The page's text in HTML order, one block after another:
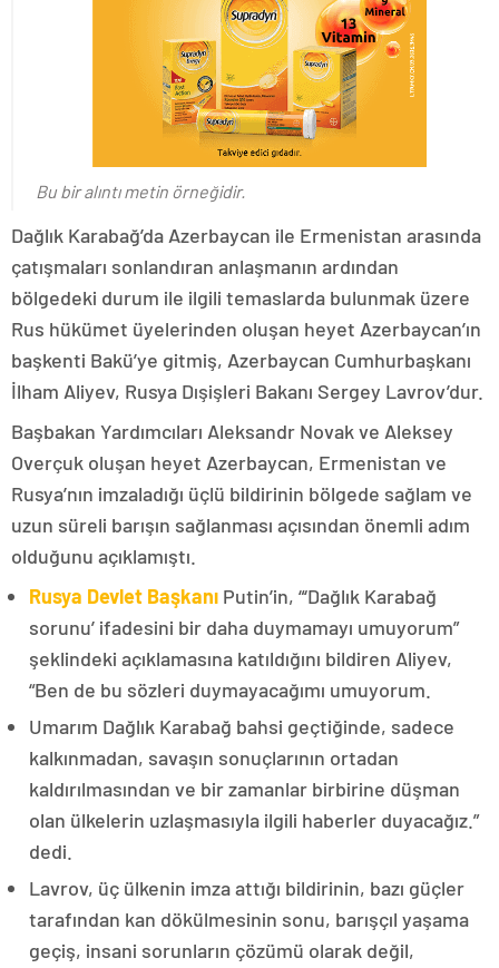
Bu bir alıntı metin örneğidir.
Dağlık Karabağ’da Azerbaycan ile Ermenistan arasında
çatışmaları sonlandıran anlaşmanın ardından
bölgedeki durum ile ilgili temaslarda bulunmak üzere
Rus hükümet üyelerinden oluşan heyet Azerbaycan’ın
başkenti Bakü’ye gitmiş, Azerbaycan Cumhurbaşkanı
İlham Aliyev, Rusya Dışişleri Bakanı Sergey Lavrov’dur.
Başbakan Yardımcıları Aleksandr Novak ve Aleksey
Overçuk oluşan heyet Azerbaycan, Ermenistan ve
Rusya’nın imzaladığı üçlü bildirinin bölgede sağlam ve
uzun süreli barışın sağlanması açısından önemli adım
olduğunu açıklamıştı.
Rusya Devlet Başkanı Putin’in, “‘Dağlık Karabağ
sorunu’ ifadesini bir daha duymamayı umuyorum”
şeklindeki açıklamasına katıldığını bildiren Aliyev,
“Ben de bu sözleri duymayacağımı umuyorum.
Umarım Dağlık Karabağ bahsi geçtiğinde, sadece
kalkınmadan, savaşın sonuçlarının ortadan
kaldırılmasından ve bir zamanlar birbirine düşman
olan ülkelerin uzlaşmasıyla ilgili haberler duyacağız.”
dedi.
Lavrov, üç ülkenin imza attığı bildirinin, bazı güçler
tarafından kan dökülmesinin sonu, barışçıl yaşama
geçiş, insani sorunların çözümü olarak değil,